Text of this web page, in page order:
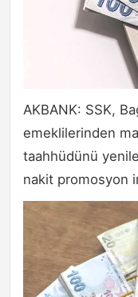
AKBANK: SSK,
emeklilerinden
taahhüdünü
nakit promosyon